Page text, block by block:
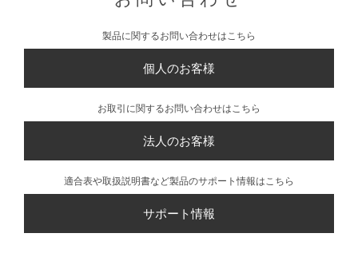
製品に関するお問い合わせはこちら
個人のお客様
お取引に関するお問い合わせはこちら
法人のお客様
適合表や取扱説明書など製品のサポート情報はこちら
サポート情報